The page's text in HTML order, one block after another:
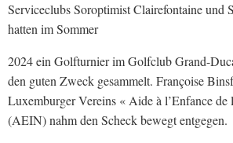
Serviceclubs Soroptimist Clairefontaine und
hatten im Sommer
2024 ein Golfturnier im Golfclub Grand-
den guten Zweck gesammelt. Françoise
Luxemburger Vereins « Aide à l’Enfance de
(AEIN) nahm den Scheck bewegt entgegen.